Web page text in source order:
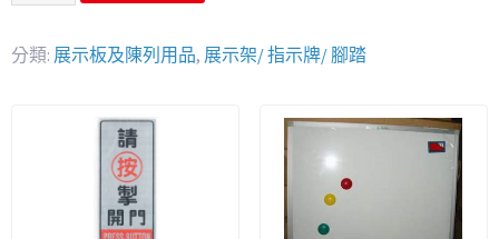
分類: 展示板及陳列用品, 展示架/ 指示牌/ 腳踏